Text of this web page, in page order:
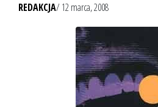
REDAKCJA/ 12 marca, 2008